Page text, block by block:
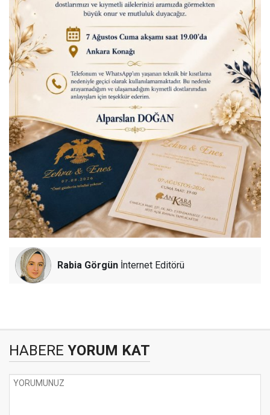
Rabia Görgün İnternet Editörü
HABERE YORUM KAT